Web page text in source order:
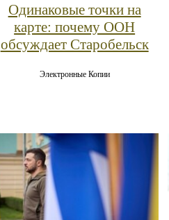
Одинаковые точки на
карте: почему ООН
обсуждает Старобельск
Электронные Копии